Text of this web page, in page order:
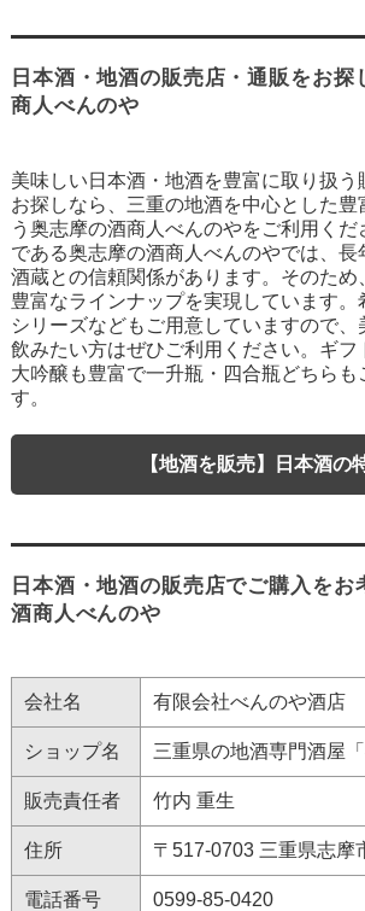
日本酒・地酒の販売店・通販をお探
商人べんのや
美味しい日本酒・地酒を豊富に取り扱う
お探しなら、三重の地酒を中心とした豊
う奥志摩の酒商人べんのやをご利用く
である奥志摩の酒商人べんのやでは、長
酒蔵との信頼関係があります。そのため
豊富なラインナップを実現しています。
シリーズなどもご用意していますので
飲みたい方はぜひご利用ください。ギフ
大吟醸も豊富で一升瓶・四合瓶どちらも
す。
【地酒を販売】日本酒の
日本酒・地酒の販売店でご購入をお
酒商人べんのや
会社名 有限会社べんのや酒店
ショップ名 三重県の地酒専門酒屋「
販売責任者 竹内 重生
住所 〒517-0703 三重県志摩
電話番号 0599-85-0420